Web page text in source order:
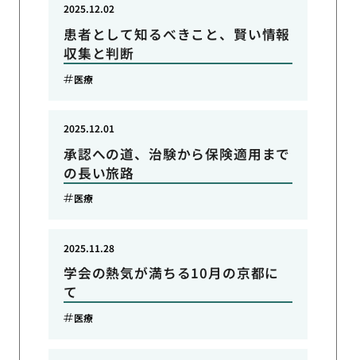
患者として知るべきこと、賢い情報
収集と判断
2025.12.02
医療
承認への道、治験から保険適用まで
の長い旅路
2025.12.01
医療
学会の熱気が満ちる10月の京都に
て
2025.11.28
医療